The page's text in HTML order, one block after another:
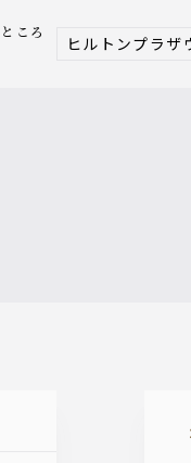
ころ
ヒルトンプラザ